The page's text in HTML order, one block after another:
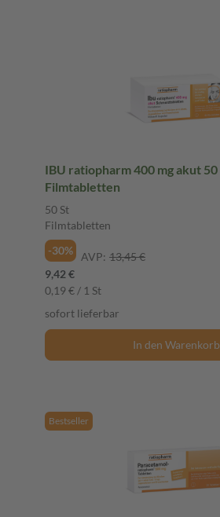
IBU ratiopharm 400 mg akut 50 St
Filmtabletten
50 St
Filmtabletten
-30%
AVP: 13,45 €
9,42 €
0,19 € / 1 St
sofort lieferbar
In den Warenkorb
Bestseller